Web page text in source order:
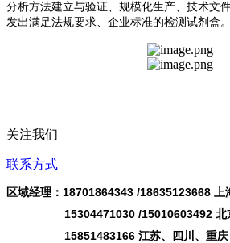
分析方法建立与验证、规模化生产、技术文
发出满足法规要求、企业标准的检测试剂盒。
关注我们
联系方式
区域经理：18701864343 /18635123668 上
15304471030 /
15851483166 江苏、四川、